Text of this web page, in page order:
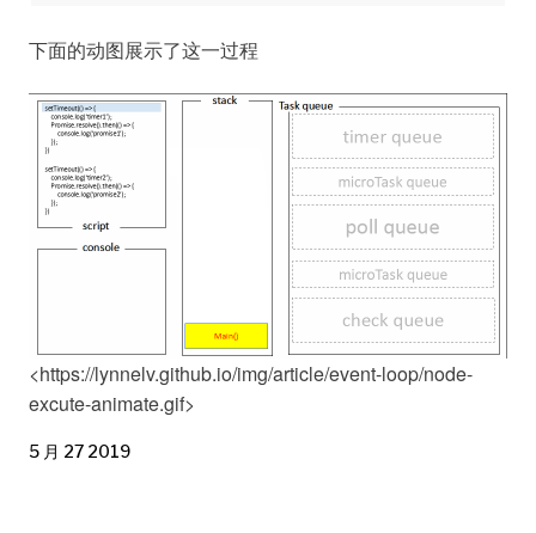
下面的动图展示了这一过程
<https://lynnelv.github.io/img/article/event-loop/node-
excute-animate.gif>
5 月 27 2019